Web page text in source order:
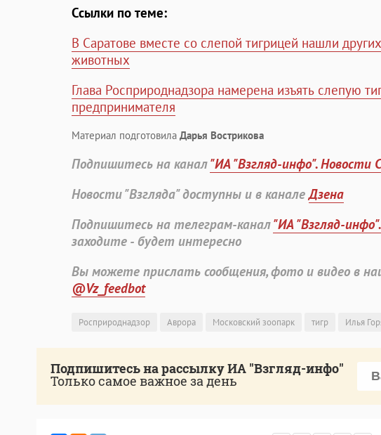
Ссылки по теме:
В Саратове вместе со слепой тигрицей нашли
животных
Глава Росприроднадзора намерена изъять слепую
предпринимателя
Материал подготовила Дарья Вострикова
Подпишитесь на канал"ИА "Взгляд-инфо". Новости
Новости "Взгляда" доступны и в каналеДзена
Подпишитесь на телеграм-канал"ИА "Взгляд-
заходите - будет интересно
Вы можете прислать сообщения, фото и видео в
@Vz_feedbot
Росприроднадзор Аврора Московский зоопарк тигр Илья
Подпишитесь на рассылку ИА "Взгляд-инфо"
Только самое важное за день